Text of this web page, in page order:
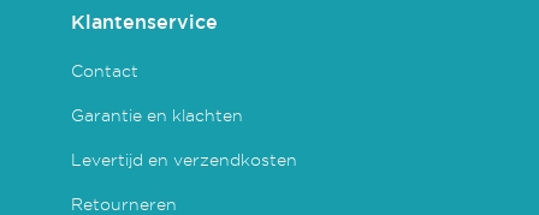
Klantenservice
Contact
Garantie en klachten
Levertijd en verzendkosten
Retourneren